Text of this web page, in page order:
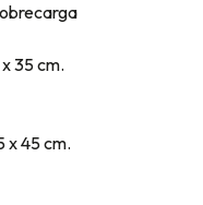
35 cm.
x 45 cm.